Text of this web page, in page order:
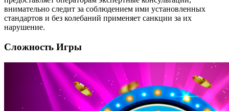
внимательно следит за соблюдением ими установленных
стандартов и без колебаний применяет санкции за их
нарушение.
Сложность Игры